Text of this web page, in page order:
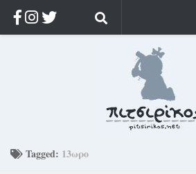
Ρίζα & Διάρκεια
Tagged: 13ωρο